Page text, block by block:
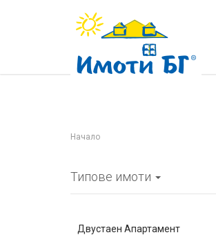
Начало
Типове имоти
Двустаен Апартамент